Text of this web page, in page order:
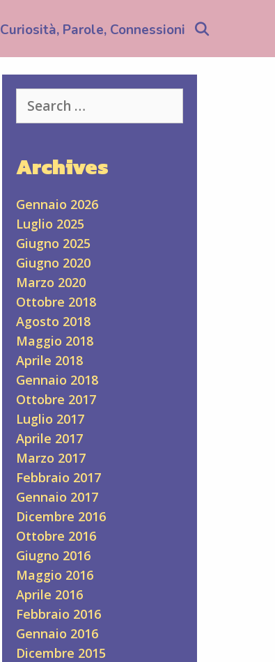
Curiosità, Parole, Connessioni
for:
Archives
Gennaio 2026
Luglio 2025
Giugno 2025
Giugno 2020
Marzo 2020
Ottobre 2018
Agosto 2018
Maggio 2018
Aprile 2018
Gennaio 2018
Ottobre 2017
Luglio 2017
Aprile 2017
Marzo 2017
Febbraio 2017
Gennaio 2017
Dicembre 2016
Ottobre 2016
Giugno 2016
Maggio 2016
Aprile 2016
Febbraio 2016
Gennaio 2016
Dicembre 2015